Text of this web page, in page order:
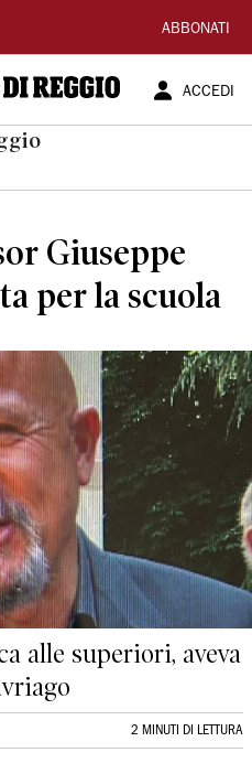
ABBONATI
ACCEDI
Giuseppe
per la scuola
alle superiori, aveva
2 MINUTI DI LETTURA